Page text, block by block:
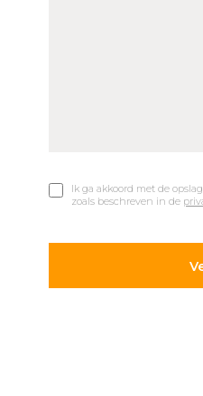
Ik ga akkoord met de
zoals beschreven in de